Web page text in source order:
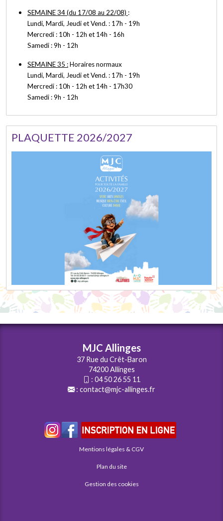
SEMAINE 34 (du 17/08 au 22/08) :
Lundi, Mardi, Jeudi et Vend. : 17h - 19h
Mercredi : 10h - 12h et 14h - 16h
Samedi : 9h - 12h
SEMAINE 35 :Horaires normaux
Lundi, Mardi, Jeudi et Vend. : 17h - 19h
Mercredi : 10h - 12h et 14h - 17h30
Samedi : 9h - 12h
PLAQUETTE 2026/2027
MJC Allinges
37 Rue du Crêt-Baron
74200 Allinges
: 04 50 26 55 11
: contact@mjc-allinges.fr
Mentions légales & CGV
Plan du site
Gestion des cookies